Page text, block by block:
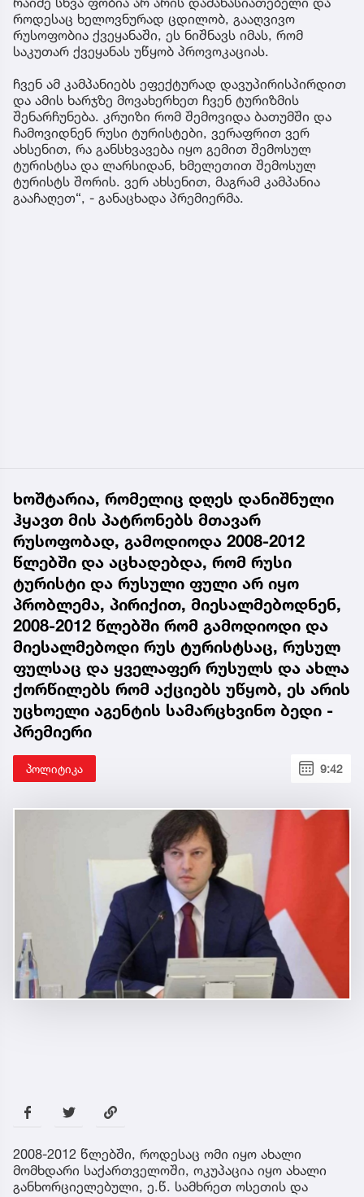
როდესაც ხელოვნურად ცდილობ, გააღვივო
რუსოფობია ქვეყანაში, ეს ნიშნავს იმას, რომ
საკუთარ ქვეყანას უწყობ პროვოკაციას.
ჩვენ ამ კამპანიებს ეფექტურად დავუპირისპირდით
და ამის ხარჯზე მოვახერხეთ ჩვენ ტურიზმის
შენარჩუნება. კრუიზი რომ შემოვიდა ბათუმში და
ჩამოვიდნენ რუსი ტურისტები, ვერაფრით ვერ
ახსენით, რა განსხვავება იყო გემით შემოსულ
ტურისტსა და ლარსიდან, ხმელეთით შემოსულ
ტურისტს შორის. ვერ ახსენით, მაგრამ კამპანია
გააჩაღეთ“, - განაცხადა პრემიერმა.
ხოშტარია, რომელიც დღეს დანიშნული
ჰყავთ მის პატრონებს მთავარ
რუსოფობად, გამოდიოდა 2008-2012
წლებში და აცხადებდა, რომ რუსი
ტურისტი და რუსული ფული არ იყო
პრობლემა, პირიქით, მიესალმებოდნენ,
2008-2012 წლებში რომ გამოდიოდი და
მიესალმებოდი რუს ტურისტსაც, რუსულ
ფულსაც და ყველაფერ რუსულს და ახლა
ქორწილებს რომ აქციებს უწყობ, ეს არის
უცხოელი აგენტის სამარცხვინო ბედი -
პრემიერი
პოლიტიკა 9:42
2008-2012 წლებში, როდესაც ომი იყო ახალი
მომხდარი საქართველოში, ოკუპაცია იყო ახალი
განხორციელებული, ე.წ. სამხრეთ ოსეთის და